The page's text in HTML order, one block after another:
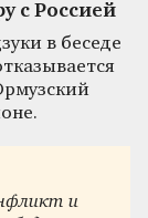
с Россией
в беседе
и